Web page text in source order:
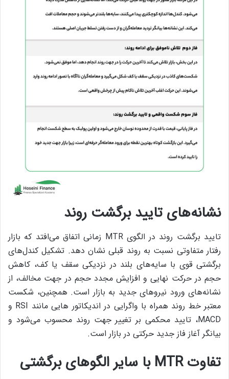
نشانه‌های تایید برگشت روند
تایید برگشت روند در الگوی MTR زمانی اتفاق می‌افتد که بازار
رفتار متفاوتی نسبت به روند قبلی نشان دهد. تشکیل کندل‌های
برگشتی قوی با سایه‌های بلند در نزدیکی سقف یا کف، کاهش
حجم در حرکت نهایی و افزایش مجدد حجم در جهت مخالف، از
نشانه‌های ورود نیروهای جدید به بازار است. همچنین، شکست
معتبر خط روند همراه با واگرایی در اندیکاتور هایی مانند RSI و
MACD، تایید محکمی بر تغییر جهت روند محسوب می‌شود و
بیانگر آغاز فاز جدید حرکتی در بازار است.
تفاوت MTR با سایر الگوهای برگشتی